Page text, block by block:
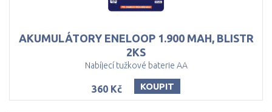
AKUMULÁTORY ENELOOP 1.900 MAH, BLISTR
2KS
Nabíjecí tužkové baterie AA
360 Kč KOUPIT